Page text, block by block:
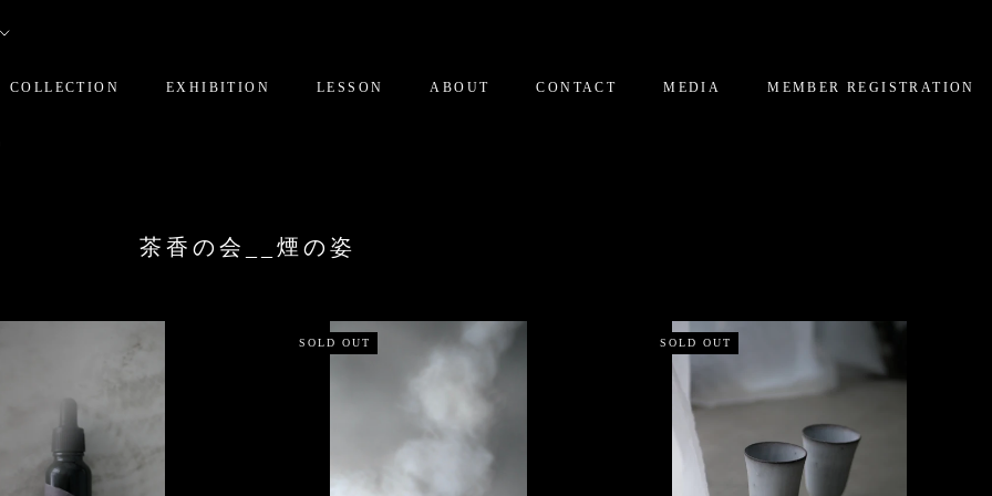
COLLECTION EXHIBITION LESSON ABOUT CONTACT MEDIA MEMBER REGISTRATION
茶香の会__煙の姿
SOLD OUT SOLD OUT